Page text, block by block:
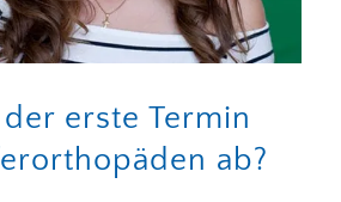
erste Termin
ab?